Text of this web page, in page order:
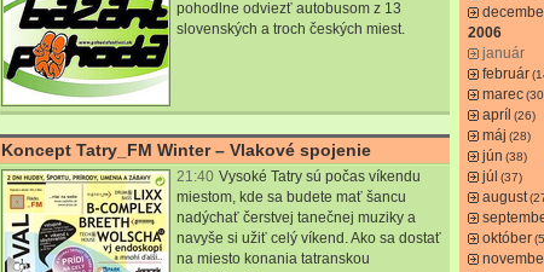
pohodlne odviezť autobusom z 13
slovenských a troch českých miest.
Koncept Tatry_FM Winter – Vlakové spojenie
21:40 Vysoké Tatry sú počas víkendu
miestom, kde sa budete mať šancu
nadýchať čerstvej tanečnej muziky a
navyše si užiť celý víkend. Ako sa dostať
na miesto konania tatranskou
2006
január
február
marec
apríl (26)
máj (28)
jún (38)
júl (37)
august
október